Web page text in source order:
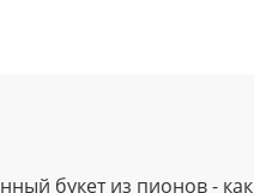
букет из пионов -